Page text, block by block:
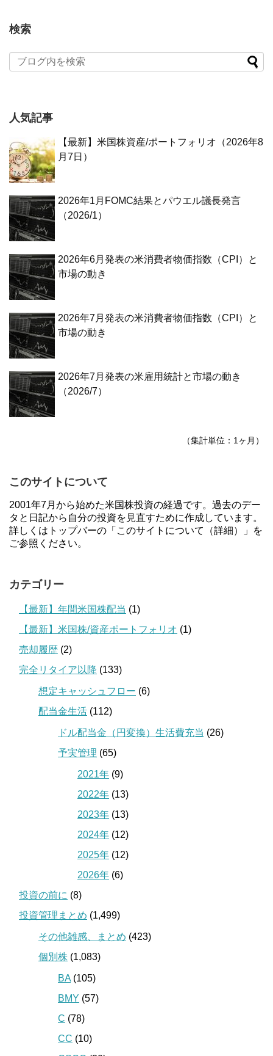
検索
人気記事
【最新】米国株資産/ポートフォリオ（2026年8
月7日）
2026年1月FOMC結果とパウエル議長発言
（2026/1）
2026年6月発表の米消費者物価指数（CPI）と
市場の動き
2026年7月発表の米消費者物価指数（CPI）と
市場の動き
2026年7月発表の米雇用統計と市場の動き
（2026/7）
（集計単位：1ヶ月）
このサイトについて
2001年7月から始めた米国株投資の経過です。過去のデー
タと日記から自分の投資を見直すために作成しています。
詳しくはトップバーの「このサイトについて（詳細）」を
ご参照ください。
カテゴリー
【最新】年間米国株配当 (1)
【最新】米国株/資産ポートフォリオ (1)
売却履歴 (2)
完全リタイア以降 (133)
想定キャッシュフロー (6)
配当金生活 (112)
ドル配当金（円変換）生活費充当 (26)
予実管理 (65)
2021年 (9)
2022年 (13)
2023年 (13)
2024年 (12)
2025年 (12)
2026年 (6)
投資の前に (8)
投資管理まとめ (1,499)
その他雑感、まとめ (423)
個別株 (1,083)
BA (105)
BMY (57)
C (78)
CC (10)